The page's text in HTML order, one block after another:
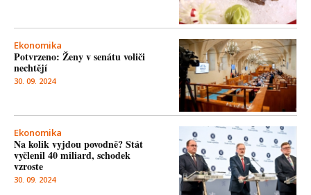
Ekonomika
Potvrzeno: Ženy v senátu voliči
nechtějí
30. 09. 2024
Ekonomika
Na kolik vyjdou povodně? Stát
vyčlenil 40 miliard, schodek
vzroste
30. 09. 2024